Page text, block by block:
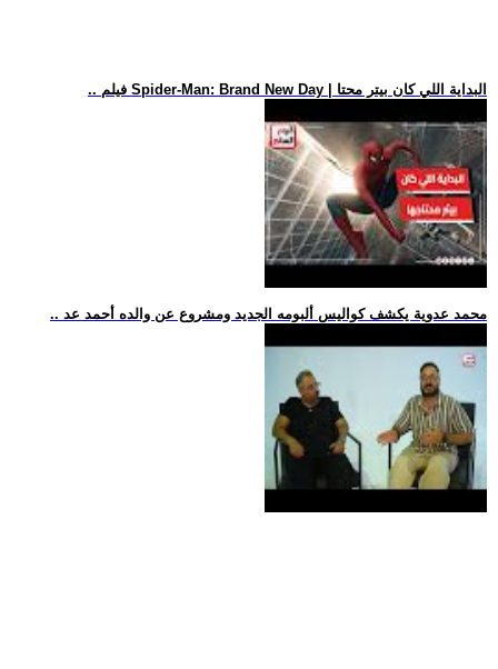
.. فيلم Spider-Man: Brand New Day | البداية اللي كان بيتر محتا
.. محمد عدوية يكشف كواليس ألبومه الجديد ومشروع عن والده أحمد عد